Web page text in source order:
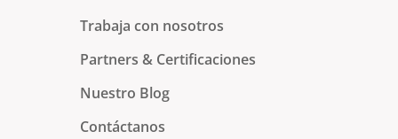
Trabaja con nosotros
Partners & Certificaciones
Nuestro Blog
Contáctanos